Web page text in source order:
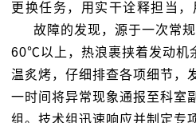
更换任务，用实干诠释担当，